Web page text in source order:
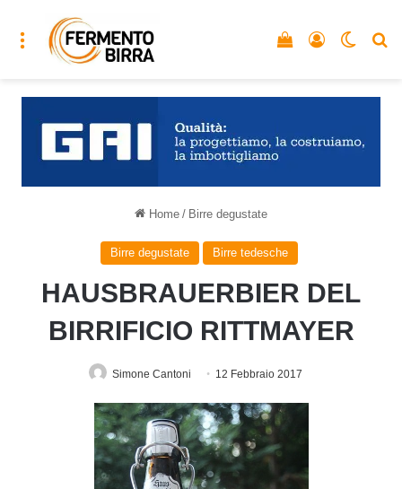
Menu Accedi
Vedi il carrello
Home / Birre degustate
Birre degustate Birre tedesche
HAUSBRAUERBIER DEL
BIRRIFICIO RITTMAYER
Simone Cantoni 12 Febbraio 2017